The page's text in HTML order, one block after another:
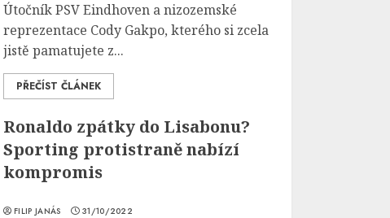
Útočník PSV Eindhoven a nizozemské
reprezentace Cody Gakpo, kterého si zcela
jistě pamatujete z...
PŘEČÍST ČLÁNEK
Ronaldo zpátky do Lisabonu?
Sporting protistraně nabízí
kompromis
FILIP JANÁS 31/10/2022